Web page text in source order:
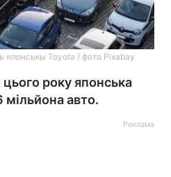
японськы Toyota / фото Pixabay
року японська
авто.
Реклама